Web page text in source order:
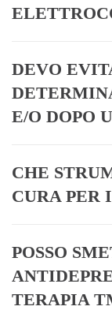
DEVO
E/O DOPO
CHE
CURA PER
POSSO
TERAPIA